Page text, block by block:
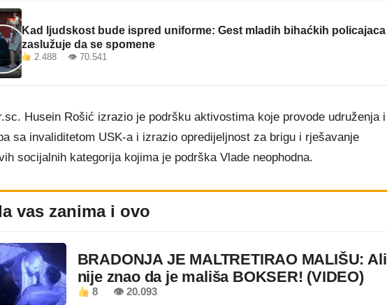
Kad ljudskost bude ispred uniforme: Gest mladih bihaćkih policajaca
zaslužuje da se spomene
2.488 👁 70.541
Husein Rošić izrazio je podršku aktivostima koje provode udruženja i
sa invaliditetom USK-a i izrazio opredijeljnost za brigu i rješavanje
socijalnih kategorija kojima je podrška Vlade neophodna.
vas zanima i ovo
BRADONJA JE MALTRETIRAO MALIŠU: Ali
nije znao da je mališa BOKSER! (VIDEO)
8 👁 20.093